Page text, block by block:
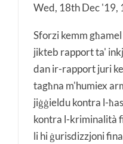
Wed, 18th Dec '19,
Sforzi kemm
jikteb rapport ta'
dan ir-rapport juri
tagħna m'humiex
jiġġieldu kontra l-
kontra l-kriminalità
li hi ġurisdizzjoni